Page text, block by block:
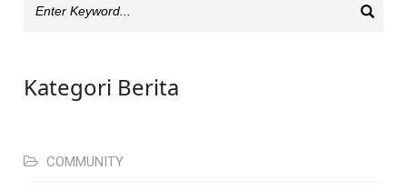
Kategori Berita
COMMUNITY